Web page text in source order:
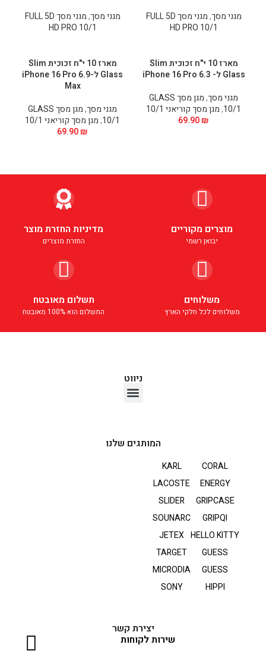
מגני מסך,
מגני מסך FULL 5D
HD PRO 10/1
מגני מסך,
מגני מסך FULL 5D
HD PRO 10/1
מארז 10 י"ח זכוכית Slim
Glass ל- 6.3 iPhone 16 Pro
מגני מסך,
מגן מסך GLASS
10/1
,מגן מסך קוריאני 10/1
69.90₪
מארז 10 י"ח זכוכית Slim
Glass ל-6.9 iPhone 16 Pro
Max
מגני מסך,
מגן מסך GLASS
10/1
,מגן מסך קוריאני 10/1
69.90₪
מוצרים מקוריים
יבואן רשמי
מדיניות החזרת מוצר
החזרת מוצרים
משלוחים
משלוחים לכל חלקי הארץ
תשלום מאובטח
התשלום הוא 100% מאובטח
ניווט
המותגים שלנו
CORAL
ENERGY
GRIPCASE
GRIPQI
HELLO KITTY
GUESS
GUESS
HIPPI
KARL
LACOSTE
SLIDER
SOUNARC
JETEX
TARGET
MICRODIA
SONY
יצירת קשר
שירות לקוחות